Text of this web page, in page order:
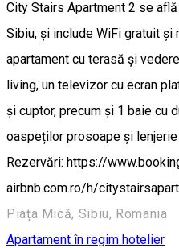
City Stairs Apartment 2 se
Sibiu, și include WiFi gratuit
apartament cu terasă și
living, un televizor cu ecran
și cuptor, precum și 1 baie cu
oaspeților prosoape și lenjerie
Rezervări: https://
airbnb.com.ro/h/
Piața Mică, Sibiu, Romania
Apartament în regim hotelier